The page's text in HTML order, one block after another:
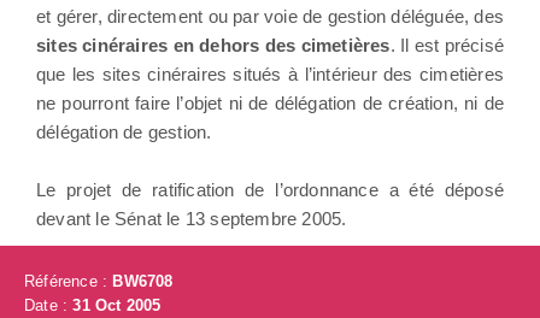
et gérer, directement ou par voie de gestion déléguée, des
sites cinéraires en dehors des cimetières. Il est précisé
que les sites cinéraires situés à l’intérieur des cimetières
ne pourront faire l’objet ni de délégation de création, ni de
délégation de gestion.
Le projet de ratification de l’ordonnance a été déposé
devant le Sénat le 13 septembre 2005.
Référence :BW6708
Date :31 Oct 2005